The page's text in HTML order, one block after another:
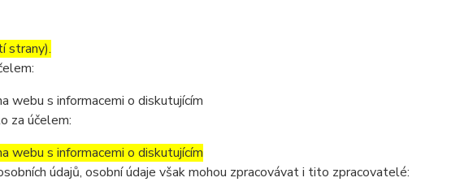
strany).
webu s informacemi o diskutujícím
za účelem:
webu s informacemi o diskutujícím
údajů, osobní údaje však mohou zpracovávat i tito zpracovatelé: